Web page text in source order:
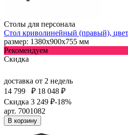
Столы для персонала
Стол криволинейный (правый),
размер: 1380х900х755 мм
Рекомендуем
Скидка
доставка от 2 недель
14 799
₽ 18 048 ₽
Скидка 3 249 ₽-18%
арт. 7001082
В корзину